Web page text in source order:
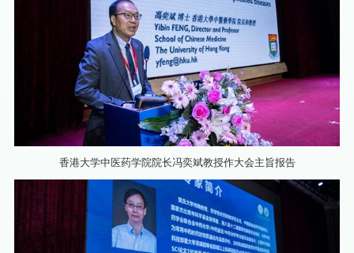
香港大学中医药学院院长冯奕斌教授作大会主旨报告